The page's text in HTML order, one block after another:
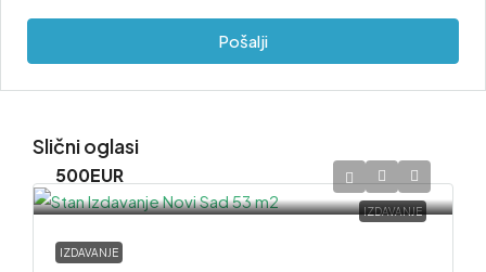
Pošalji
Slični oglasi
IZDAVANJE
500EUR
IZDAVANJE